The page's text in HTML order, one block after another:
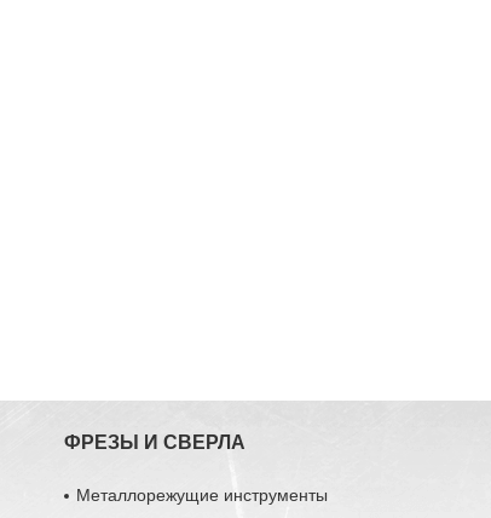
ФРЕЗЫ И СВЕРЛА
Металлорежущие инструменты